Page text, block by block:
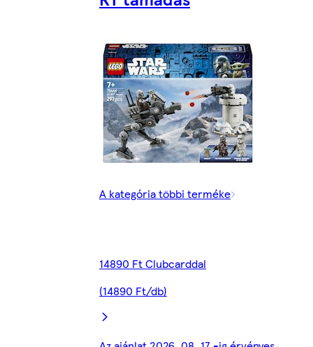
A kategória többi terméke
14890 Ft Clubcarddal
(14890 Ft/db)